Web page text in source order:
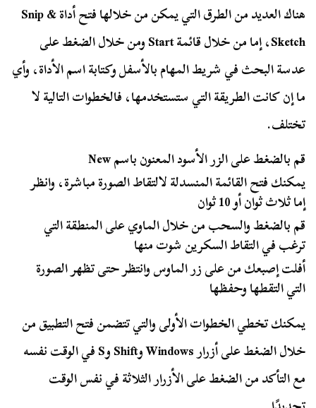
هناك العديد من الطرق التي يمكن من خلالها فتح أداة Snip &
Sketch، إما من خلال قائمة Start ومن خلال الضغط على
عدسة البحث في شريط المهام بالأسفل وكتابة اسم الأداة، وأي
ما إن كانت الطريقة التي ستستخدمها، فالخطوات التالية لا
تختلف.
قم بالضغط على الزر الأسود المعنون باسم New
يمكنك فتح القائمة المنسدلة لالتقاط الصورة مباشرة، وانظر
إما ثلاث ثوان أو 10 ثوان
قم بالضغط والسحب من خلال الماوي على المنطقة التي
ترغب في التقاط السكرين شوت منها
أفلت إصبعك من على زر الماوس وانتظر حتى تظهر الصورة
التي التقطها وحفظها
يمكنك تخطي الخطوات الأولى والتي تتضمن فتح التطبيق من
خلال الضغط على أزرار Windows وShift وS في الوقت نفسه
مع التأكد من الضغط على الأزرار الثلاثة في نفس الوقت